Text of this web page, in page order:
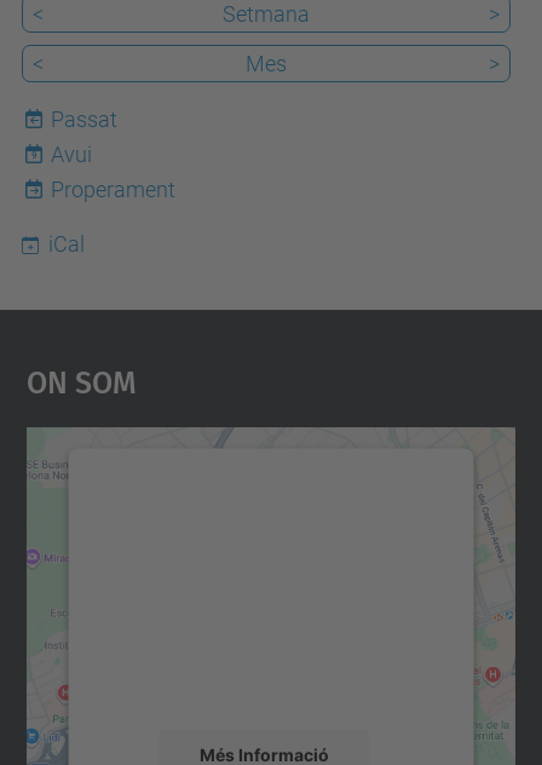
<
Setmana
>
<
Mes >
Passat
9
Avui
Properament
iCal
On Som
Més Informació